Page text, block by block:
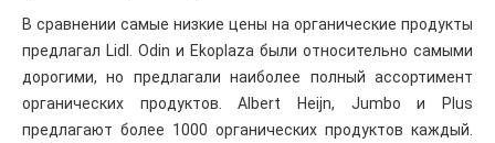
В сравнении самые низкие цены на органические продукты
предлагал Lidl. Odin и Ekoplaza были относительно самыми
дорогими, но предлагали наиболее полный ассортимент
органических продуктов. Albert Heijn, Jumbo и Plus
предлагают более 1000 органических продуктов каждый.